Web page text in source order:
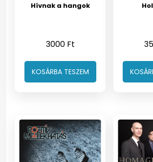
Hívnak a hangok
3000 Ft
KOSÁRBA TESZEM